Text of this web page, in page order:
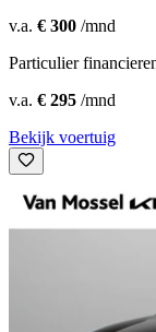
v.a. € 300 /mnd
Particulier
v.a. € 295 /mnd
Bekijk voertuig